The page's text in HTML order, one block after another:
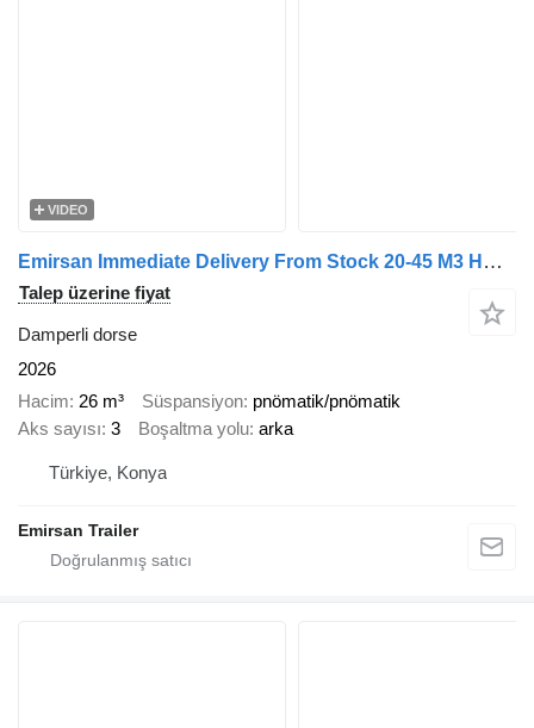
VIDEO
Emirsan Immediate Delivery From Stock 20-45 M3 HARDOX - TIPPER
Talep üzerine fiyat
Damperli dorse
2026
Hacim 26 m³ Süspansiyon pnömatik/pnömatik
Aks sayısı 3 Boşaltma yolu arka
Türkiye, Konya
Emirsan Trailer